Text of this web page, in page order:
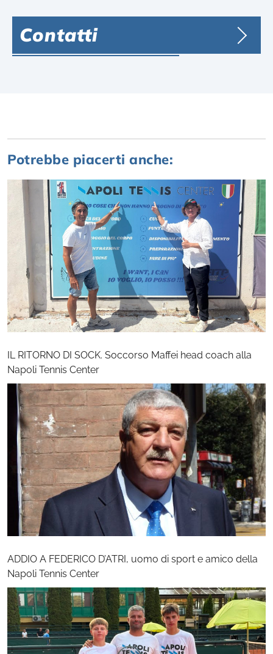
Contatti
Potrebbe piacerti anche:
IL RITORNO DI SOCK. Soccorso Maffei head coach alla
Napoli Tennis Center
ADDIO A FEDERICO D’ATRI, uomo di sport e amico della
Napoli Tennis Center